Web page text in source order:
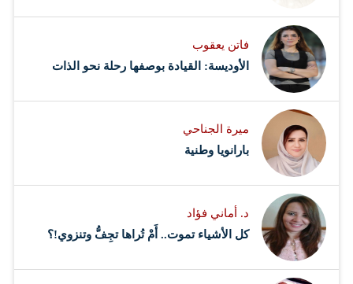
فاتن يعقوب
الأوديسة: القيادة بوصفها رحلة نحو الذات
ميرة الجناحي
بارانويا وطنية
د. أماني فؤاد
كل الأشياء تموت.. أَمْ تُراها تجِفُّ وتنزوي!؟